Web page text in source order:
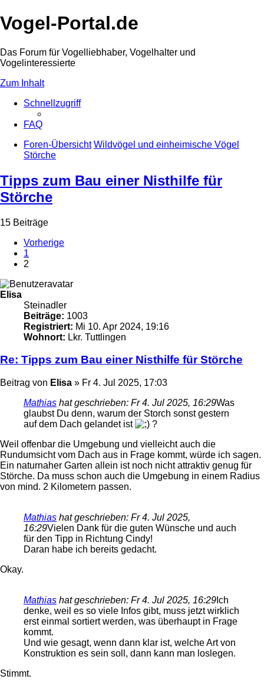
Vogel-Portal.de
Das Forum für Vogelliebhaber, Vogelhalter und
Vogelinteressierte
Zum Inhalt
Schnellzugriff
FAQ
Foren-Übersicht Wildvögel und einheimische Vögel
Störche
Tipps zum Bau einer Nisthilfe für
Störche
15 Beiträge
Vorherige
1
2
Elisa
Steinadler
Beiträge: 1003
Registriert: Mi 10. Apr 2024, 19:16
Wohnort: Lkr. Tuttlingen
Re: Tipps zum Bau einer Nisthilfe für Störche
Beitrag von Elisa » Fr 4. Jul 2025, 17:03
Mathias hat geschrieben: Fr 4. Jul 2025, 16:29Was
glaubst Du denn, warum der Storch sonst gestern
auf dem Dach gelandet ist
?
Weil offenbar die Umgebung und vielleicht auch die
Rundumsicht vom Dach aus in Frage kommt, würde ich sagen.
Ein naturnaher Garten allein ist noch nicht attraktiv genug für
Störche. Da muss schon auch die Umgebung in einem Radius
von mind. 2 Kilometern passen.
Mathias hat geschrieben: Fr 4. Jul 2025,
16:29Vielen Dank für die guten Wünsche und auch
für den Tipp in Richtung Cindy!
Daran habe ich bereits gedacht.
Okay.
Mathias hat geschrieben: Fr 4. Jul 2025, 16:29 Ich
denke, weil es so viele Infos gibt, muss jetzt wirklich
erst einmal sortiert werden, was überhaupt in Frage
kommt.
Und wie gesagt, wenn dann klar ist, welche Art von
Konstruktion es sein soll, dann kann man loslegen.
Stimmt.